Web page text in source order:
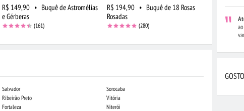
R$ 149,90 • Buquê de Astromélias
e Gérberas
(161)
R$ 194,90 • Buquê de 18 Rosas
Rosadas
(280)
R$ 219,90
Frutas e
Salvador
Ribeirão Preto
Fortaleza
Sorocaba
Vitória
Niterói